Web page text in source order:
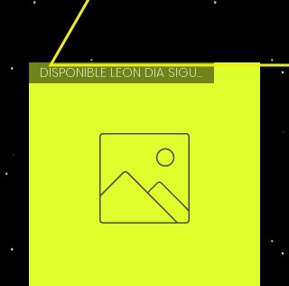
DISPONIBLE LEON DIA SIGUIENTE